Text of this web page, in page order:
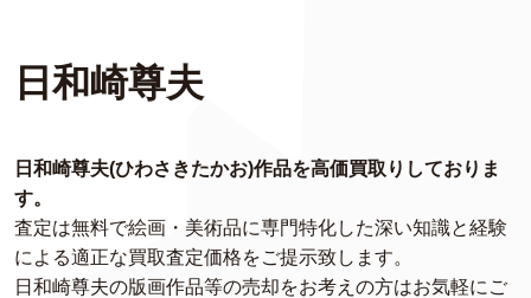
日和崎尊夫
日和崎尊夫(ひわさきたかお)作品を高価買取りしておりま
す。
査定は無料で絵画・美術品に専門特化した深い知識と経験
による適正な買取査定価格をご提示致します。
日和崎尊夫の版画作品等の売却をお考えの方はお気軽にご